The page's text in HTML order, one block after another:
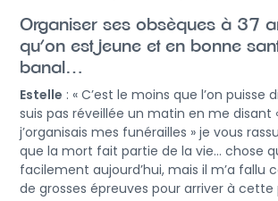
Organiser ses obsèques à 37
qu’on est jeune et en bonne
banal…
Estelle : « C’est le moins que l’on puisse
suis pas réveillée un matin en me disant
j’organisais mes funérailles » je vous
que la mort fait partie de la vie… chose
facilement aujourd’hui, mais il m’a fallu
de grosses épreuves pour arriver à cette